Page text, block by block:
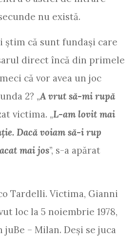
nu există.
ştim că sunt fundaşi care
direct încă din primele
că vor avea un joc
2? „A vrut să-mi rupă
victima. „L-am lovit mai
Dacă voiam să-i rup
mai jos”, s-a apărat
Tardelli. Victima, Gianni
loc la 5 noiembrie 1978,
– Milan. Deși se juca